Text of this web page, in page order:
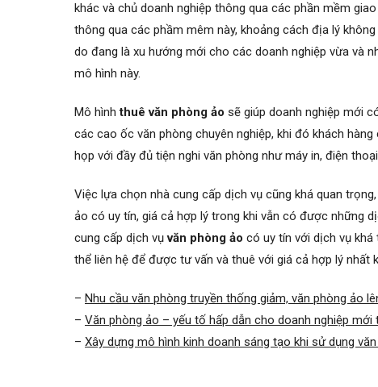
khác và chủ doanh nghiệp thông qua các phần mềm
thông qua các phầm mêm này, khoảng cách địa lý
do đang là xu hướng mới cho các doanh nghiệp vừa và
mô hình này.
Mô hìnhthuê văn phòng ảo sẽ giúp doanh nghiệp mới
các cao ốc văn phòng chuyên nghiệp, khi đó khách
họp với đầy đủ tiện nghi văn phòng như máy in, điện
Việc lựa chọn nhà cung cấp dịch vụ cũng khá quan
ảo có uy tín, giá cả hợp lý trong khi vẫn có được những
cung cấp dịch vụvăn phòng ảo có uy tín với dịch vụ khá
thể liên hệ để được tư vấn và thuê với giá cả hợp lý nhất
– Nhu cầu văn phòng truyền thống giảm, văn phòng ảo
– Văn phòng ảo – yếu tố hấp dẫn cho doanh nghiệp mới
– Xây dựng mô hình kinh doanh sáng tạo khi sử dụng